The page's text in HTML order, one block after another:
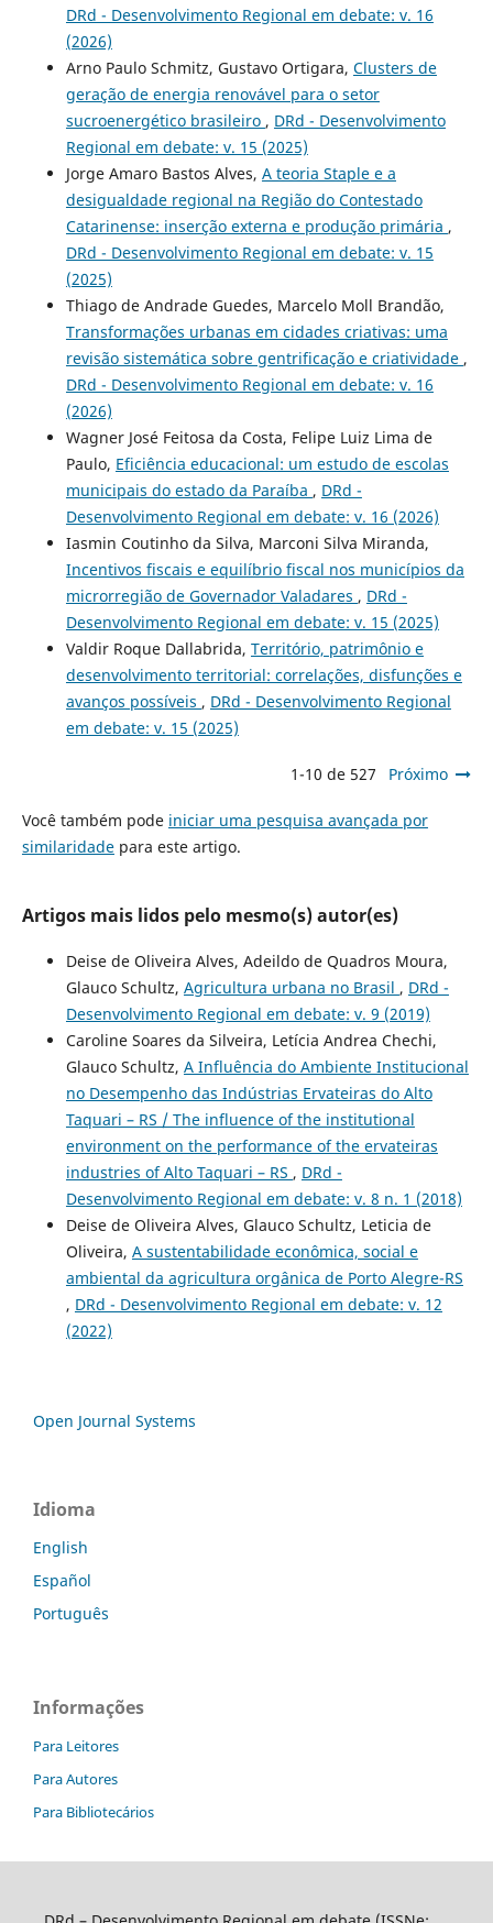
DRd - Desenvolvimento Regional em debate: v. 16
(2026)
Arno Paulo Schmitz, Gustavo Ortigara, Clusters de
geração de energia renovável para o setor
sucroenergético brasileiro , DRd - Desenvolvimento
Regional em debate: v. 15 (2025)
Jorge Amaro Bastos Alves, A teoria Staple e a
desigualdade regional na Região do Contestado
Catarinense: inserção externa e produção primária ,
DRd - Desenvolvimento Regional em debate: v. 15
(2025)
Thiago de Andrade Guedes, Marcelo Moll Brandão,
Transformações urbanas em cidades criativas: uma
revisão sistemática sobre gentrificação e criatividade ,
DRd - Desenvolvimento Regional em debate: v. 16
(2026)
Wagner José Feitosa da Costa, Felipe Luiz Lima de
Paulo, Eficiência educacional: um estudo de escolas
municipais do estado da Paraíba , DRd -
Desenvolvimento Regional em debate: v. 16 (2026)
Iasmin Coutinho da Silva, Marconi Silva Miranda,
Incentivos fiscais e equilíbrio fiscal nos municípios da
microrregião de Governador Valadares , DRd -
Desenvolvimento Regional em debate: v. 15 (2025)
Valdir Roque Dallabrida, Território, patrimônio e
desenvolvimento territorial: correlações, disfunções e
avanços possíveis , DRd - Desenvolvimento Regional
em debate: v. 15 (2025)
1-10 de 527 Próximo
Você também pode iniciar uma pesquisa avançada por
similaridadepara este artigo.
Artigos mais lidos pelo mesmo(s) autor(es)
Deise de Oliveira Alves, Adeildo de Quadros Moura,
Glauco Schultz, Agricultura urbana no Brasil , DRd -
Desenvolvimento Regional em debate: v. 9 (2019)
Caroline Soares da Silveira, Letícia Andrea Chechi,
Glauco Schultz, A Influência do Ambiente Institucional
no Desempenho das Indústrias Ervateiras do Alto
Taquari – RS / The influence of the institutional
environment on the performance of the ervateiras
industries of Alto Taquari – RS , DRd -
Desenvolvimento Regional em debate: v. 8 n. 1 (2018)
Deise de Oliveira Alves, Glauco Schultz, Leticia de
Oliveira, A sustentabilidade econômica, social e
ambiental da agricultura orgânica de Porto Alegre-RS
, DRd - Desenvolvimento Regional em debate: v. 12
(2022)
Open Journal Systems
Idioma
English
Español
Português
Informações
Para Leitores
Para Autores
Para Bibliotecários